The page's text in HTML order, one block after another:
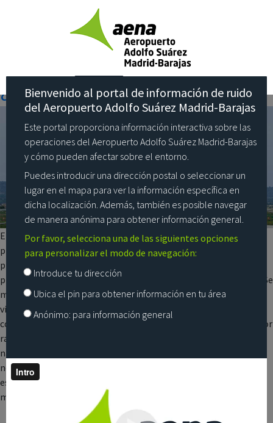
Bienvenido al portal de información de ruido
del Aeropuerto Adolfo Suárez Madrid-Barajas
Este portal proporciona información interactiva sobre las
operaciones del Aeropuerto Adolfo Suárez Madrid-Barajas
y cómo pueden afectar sobre el entorno.
Puedes introducir una dirección postal o seleccionar un
lugar en el mapa para ver la información específica en
dicha localización. Además, también es posible navegar
de manera anónima para obtener información general.
Por favor, selecciona una de las siguientes opciones
para personalizar el modo de navegación:
Introduce tu dirección
Ubica el pin para obtener información en tu área
Anónimo: para información general
Category:
operamos
¿Cómo operamos?
El Aeropuerto Adolfo Suárez Madrid-Barajas dispone de cuatro
pistas, paralelas dos a dos. Cuenta con dos configuraciones de
pistas, Norte y Sur. El uso de una configuración u otra varía
principalmente en función de la velocidad y dirección del viento. Se
mantiene configuración Norte como preferente siempre que el
viento no supere 10 kt en cola o 20 kt cruzado, pudiendo
considerarse el cambio a partir de 7 kt de viento en cola, salvo por
razones de seguridad, inoperatividad de alguna pista o ayuda a la
navegación aérea que inutilice alguna de las salidas y llegadas
normalizadas por instrumentos aprobadas, o cuando reinen o
estén previstas algunas de las siguientes condiciones
meteorológicas: